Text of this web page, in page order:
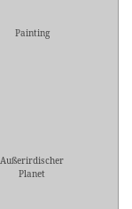
Painting
Außerirdischer
Planet